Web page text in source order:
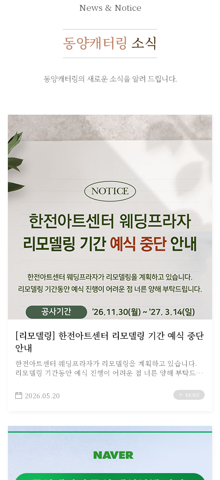
News & Notice
동양캐터링 소식
동양캐터링의 새로운 소식을 알려 드립니다.
[리모델링] 한전아트센터 리모델링 기간 예식 중단
안내
한전아트센터 웨딩프라자가 리모델링을 계획하고 있습니다.
리모델링 기간동안 예식 진행이 어려운 점 너른 양해 부탁드립
2026.05.20
MORE